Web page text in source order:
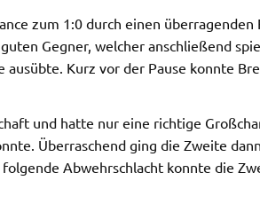
zum 1:0 durch einen überragenden
Gegner, welcher anschließend
Kurz vor der Pause konnte
und hatte nur eine richtige
Überraschend ging die Zweite
Abwehrschlacht konnte die